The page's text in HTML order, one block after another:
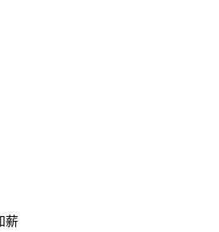
薪